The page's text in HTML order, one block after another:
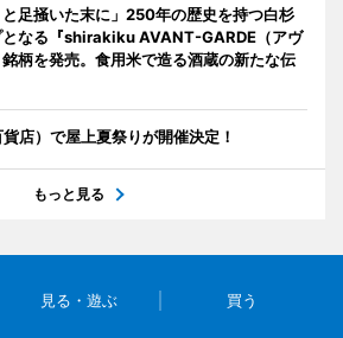
と足掻いた末に」250年の歴史を持つ白杉
となる『shirakiku AVANT-GARDE（アヴ
柄を発売。食用米で造る酒蔵の新たな伝
店）で屋上夏祭りが開催決定！
もっと見る
見る・遊ぶ 買う